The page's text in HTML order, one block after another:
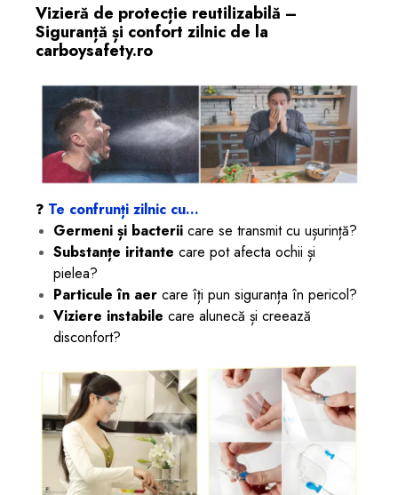
Vizieră de protecție reutilizabilă –
Siguranță și confort zilnic de la
carboysafety.ro
❓ Te confrunți zilnic cu…
Germeni și bacterii care se transmit cu ușurință?
Substanțe iritante care pot afecta ochii și
pielea?
Particule în aer care îți pun siguranța în pericol?
Viziere instabile care alunecă și creează
disconfort?